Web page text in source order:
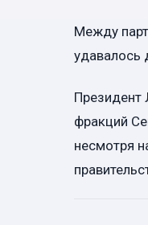
Между
удавалось
Президент
фракций
несмотря